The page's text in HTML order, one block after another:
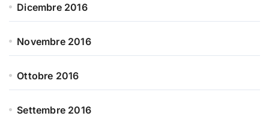
Dicembre 2016
Novembre 2016
Ottobre 2016
Settembre 2016